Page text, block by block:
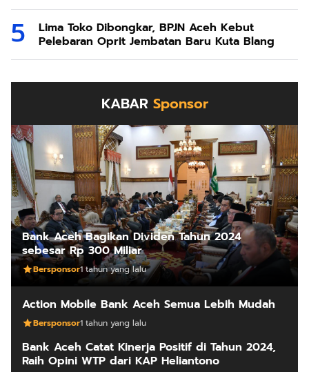
Lima Toko Dibongkar, BPJN Aceh Kebut
Pelebaran Oprit Jembatan Baru Kuta Blang
KABAR Sponsor
Bank Aceh Bagikan Dividen Tahun 2024
sebesar Rp 300 Miliar
Bersponsor1 tahun yang lalu
Action Mobile Bank Aceh Semua Lebih Mudah
Bersponsor1 tahun yang lalu
Bank Aceh Catat Kinerja Positif di Tahun 2024,
Raih Opini WTP dari KAP Heliantono